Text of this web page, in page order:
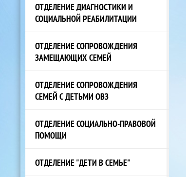
ОТДЕЛЕНИЕ ДИАГНОСТИКИ И
СОЦИАЛЬНОЙ РЕАБИЛИТАЦИИ
ОТДЕЛЕНИЕ СОПРОВОЖДЕНИЯ
ЗАМЕЩАЮЩИХ СЕМЕЙ
ОТДЕЛЕНИЕ СОПРОВОЖДЕНИЯ
СЕМЕЙ С ДЕТЬМИ ОВЗ
ОТДЕЛЕНИЕ СОЦИАЛЬНО-ПРАВОВОЙ
ПОМОЩИ
ОТДЕЛЕНИЕ "ДЕТИ В СЕМЬЕ"